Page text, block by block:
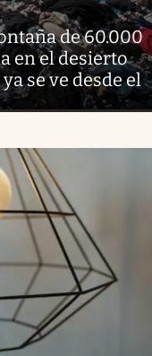
de 60.000
en el desierto
se ve desde el